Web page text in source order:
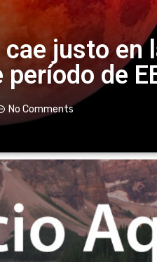
justo en
de
No Comments